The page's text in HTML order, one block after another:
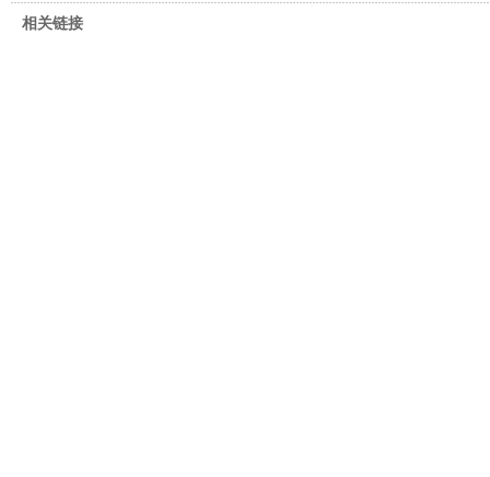
相关链接